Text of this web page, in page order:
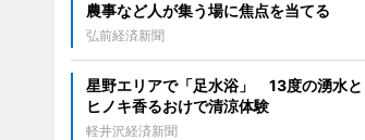
農事など人が集う場に焦点を当てる
弘前経済新聞
星野エリアで「足水浴」 13度の湧水と
ヒノキ香るおけで清涼体験
軽井沢経済新聞